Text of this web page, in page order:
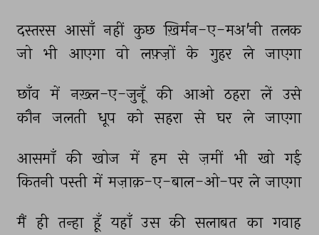
दस्तरस आसाँ नहीं कुछ ख़िर्मन-ए-मअ'नी तलक
जो भी आएगा वो लफ़्ज़ों के गुहर ले जाएगा
छाँव में नख़्ल-ए-जुनूँ की आओ ठहरा लें उसे
कौन जलती धूप को सहरा से घर ले जाएगा
आसमाँ की खोज में हम से ज़मीं भी खो गई
कितनी पस्ती में मज़ाक़-ए-बाल-ओ-पर ले जाएगा
मैं ही तन्हा हूँ यहाँ उस की सलाबत का गवाह